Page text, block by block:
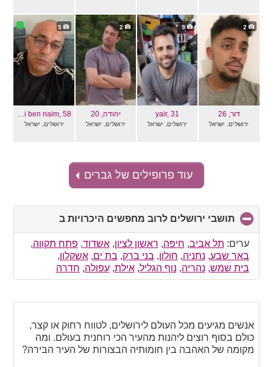
2
דור, 26
ירושלים, ישראל
9
yair, 31
ירושלים, ישראל
2
יהודה, 20
ירושלים, ישראל
5
Avi ben naim , 58
ירושלים, ישראל
עוד פרופילים של גברים
תושבי ירושלים לרוב מחפשים היכרויות ב
to
collapse
ערים: תל אביב, חיפה, ראשון לציון,אשדוד, פתח תקווה,
באר שבע, נתניה, חולון, בני ברק, בת ים,אשקלון,
בית שמש, נהריה, נוף הגליל,אילת,עפולה, חדרה
אנשים מגיעים מכל העולם לירושלים, לטווח רחוק או קצר,
כולם בסוף רוצים ליהנות מהעיר הכי רוחנית בעולם. ומה
מקומה של האהבה בין חומותיה הבצורות של העיר הבירה?